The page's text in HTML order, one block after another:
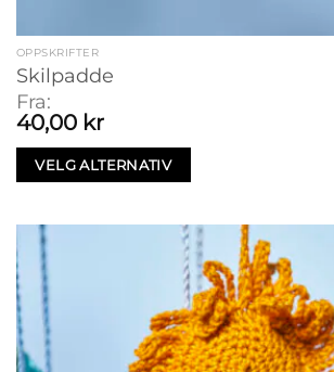
OPPSKRIFTER
Skilpadde
Fra:
40,00 kr
VELG ALTERNATIV